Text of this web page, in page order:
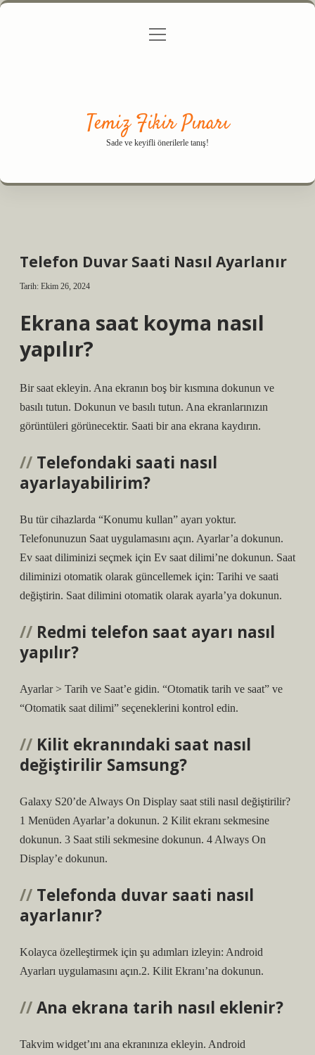
Gizlilik Politikası
menüyü
Temiz Fikir Pınarı
Sade ve keyifli önerilerle tanış!
Telefon Duvar Saati Nasıl Ayarlanır
Tarih: Ekim 26, 2024
Ekrana saat koyma nasıl
yapılır?
Bir saat ekleyin. Ana ekranın boş bir kısmına dokunun ve
basılı tutun. Dokunun ve basılı tutun. Ana ekranlarınızın
görüntüleri görünecektir. Saati bir ana ekrana kaydırın.
Telefondaki saati nasıl
ayarlayabilirim?
Bu tür cihazlarda “Konumu kullan” ayarı yoktur.
Telefonunuzun Saat uygulamasını açın. Ayarlar’a dokunun.
Ev saat diliminizi seçmek için Ev saat dilimi’ne dokunun. Saat
diliminizi otomatik olarak güncellemek için: Tarihi ve saati
değiştirin. Saat dilimini otomatik olarak ayarla’ya dokunun.
Redmi telefon saat ayarı nasıl
yapılır?
Ayarlar > Tarih ve Saat’e gidin. “Otomatik tarih ve saat” ve
“Otomatik saat dilimi” seçeneklerini kontrol edin.
Kilit ekranındaki saat nasıl
değiştirilir Samsung?
Galaxy S20’de Always On Display saat stili nasıl değiştirilir?
1 Menüden Ayarlar’a dokunun. 2 Kilit ekranı sekmesine
dokunun. 3 Saat stili sekmesine dokunun. 4 Always On
Display’e dokunun.
Telefonda duvar saati nasıl
ayarlanır?
Kolayca özelleştirmek için şu adımları izleyin: Android
Ayarları uygulamasını açın.2. Kilit Ekranı’na dokunun.
Ana ekrana tarih nasıl eklenir?
Takvim widget’ını ana ekranınıza ekleyin. Android